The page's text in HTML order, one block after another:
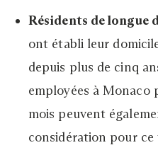
Résidents de longue
ont établi leur
depuis plus de cinq
employées à Monaco
mois peuvent
considération pour